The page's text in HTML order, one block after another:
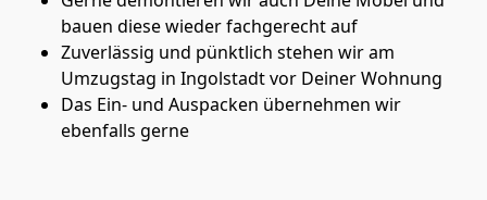
bauen diese wieder fachgerecht auf
Zuverlässig und pünktlich stehen wir am
Umzugstag in Ingolstadt vor Deiner Wohnung
Das Ein- und Auspacken übernehmen wir
ebenfalls gerne